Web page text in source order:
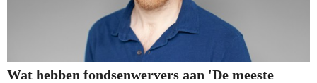
Wat hebben fondsenwervers aan 'De meeste